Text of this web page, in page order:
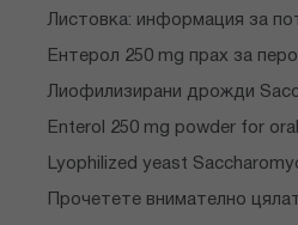
Листовка: информация за
Ентерол 250 mg прах за
Лиофилизирани дрожди
Enterol 250 mg powder for
Lyophilized yeast
Прочетете внимателно